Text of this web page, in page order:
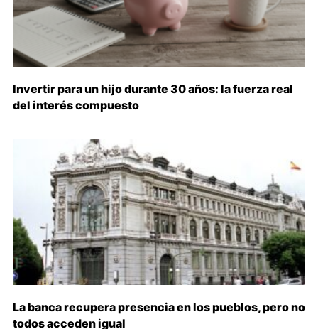
Invertir para un hijo durante 30 años: la fuerza real
del interés compuesto
La banca recupera presencia en los pueblos, pero no
todos acceden igual